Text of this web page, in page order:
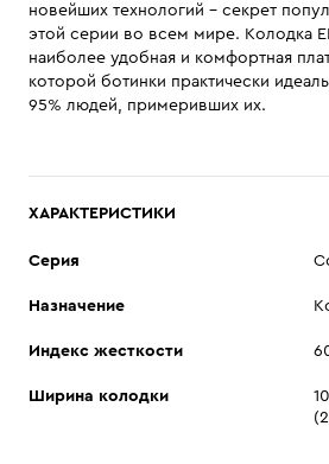
новейших технологий - секрет
этой серии во всем мире. Колодка
наиболее удобная и комфортная
которой ботинки практически
95% людей, примеривших их.
ХАРАКТЕРИСТИКИ
Cерия
Назначение
Индекс жесткости
Ширина колодки